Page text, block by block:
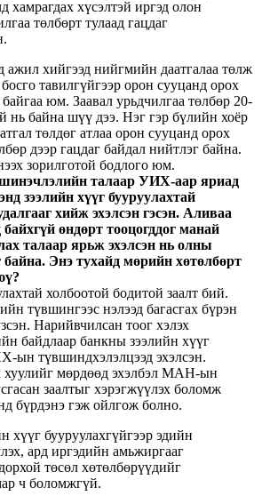
хамрагдах хүсэлтэй иргэд олон
төлбөрт тулаад гацдаг
ажил хийгээд нийгмийн даатгалаа төлж
тавилгүйгээр орон сууцанд орох
юм. Заавал урьдчилгаа төлбөр 20-
нь байна шүү дээ. Нэг гэр бүлийн хоёр
төлдөг атлаа орон сууцанд орох
дээр гацдаг байдал нийтлэг байна.
зорилготой бодлого юм.
талаар УИХ-аар яриад
зээлийн хүүг бууруулахтай
хийж эхэлсэн гэсэн. Аливаа
өндөрт тооцогддог манай
талаар ярьж эхэлсэн нь олны
Энэ тухайд мөрийн хөтөлбөрт
холбоотой бодитой заалт бий.
түвшингээс нэлээд багасгах бүрэн
Нарийвчилсан тоог хэлэх
байдлаар банкны зээлийн хүүг
ын түвшиндхэлэлцээд эхэлсэн.
хуулийг мөрдөөд эхэлбэл МАН-ын
заалтыг хэрэгжүүлэх боломж
бүрдэнэ гэж ойлгож болно.
хүүг бууруулахгүйгээр эдийн
ард иргэдийн амьжиргааг
төсөл хөтөлбөрүүдийг
ч боломжгүй.